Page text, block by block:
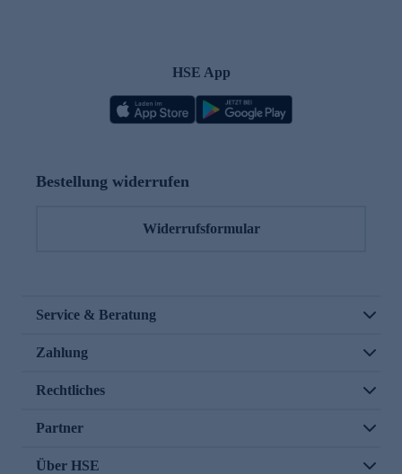
HSE App
Bestellung widerrufen
Widerrufsformular
Service & Beratung
Zahlung
Rechtliches
Partner
Über HSE